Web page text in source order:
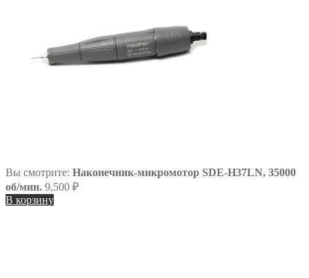
Вы смотрите: Наконечник-микромотор SDE-H37LN, 35000
об/мин. 9,500 ₽
В корзину